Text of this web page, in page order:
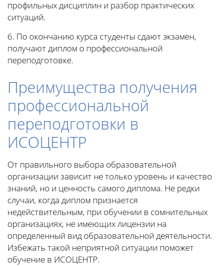
профильных дисциплин и разбор практических
ситуаций.
6. По окончанию курса студенты сдают экзамен,
получают диплом о профессиональной
переподготовке.
Преимущества получения
профессиональной
переподготовки в
ИСОЦЕНТР
От правильного выбора образовательной
организации зависит не только уровень и качество
знаний, но и ценность самого диплома. Не редки
случаи, когда диплом признается
недействительным, при обучении в сомнительных
организациях, не имеющих лицензии на
определенный вид образовательной деятельности.
Избежать такой неприятной ситуации поможет
обучение в ИСОЦЕНТР.